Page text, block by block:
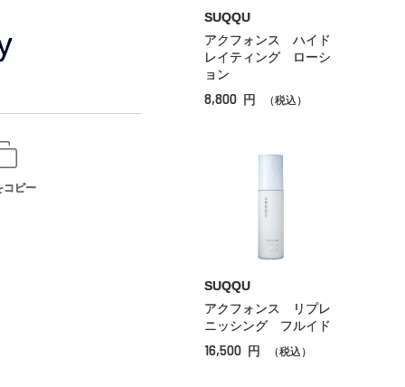
コピー
SUQQU
アクフォンス ハイド
レイティング ローシ
ョン
8,800 円 （税込）
SUQQU
アクフォンス リプレ
ニッシング フルイド
16,500 円 （税込）